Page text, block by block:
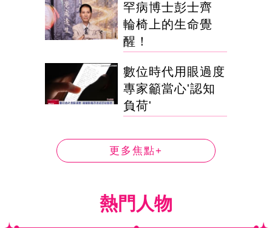
罕病博士彭士齊
輪椅上的生命覺
醒！
數位時代用眼過度
專家籲當心'認知
負荷'
更多焦點+
熱門人物